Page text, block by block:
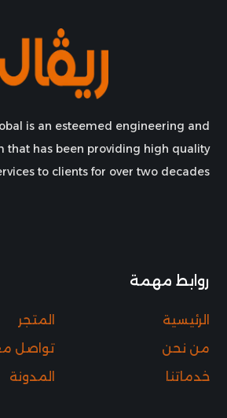
is an esteemed engineering and
that has been providing high quality
to clients for over two decades.
روابط مهمة
المتجر
الرئيسية
تواصل
من نحن
المدونة
خدماتنا